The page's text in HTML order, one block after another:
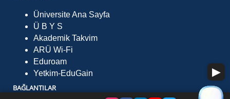
Üniversite Ana Sayfa
Ü B Y S
Akademik Takvim
ARÜ Wi-Fi
Eduroam
Yetkim-EduGain
BAĞLANTILAR